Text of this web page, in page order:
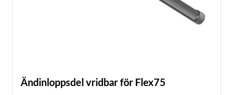
Ändinloppsdel vridbar för Flex75